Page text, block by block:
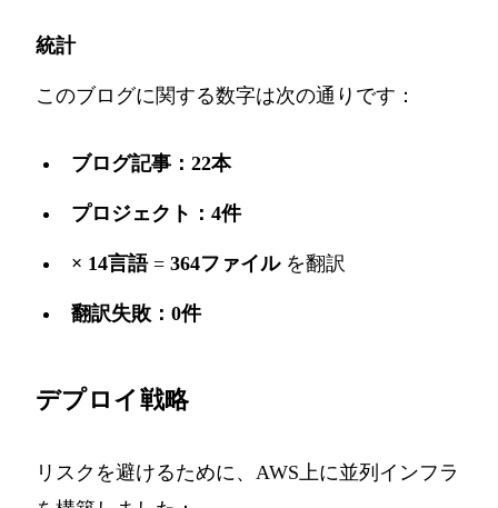
統計
このブログに関する数字は次の通りです：
ブログ記事：22本
プロジェクト：4件
× 14言語= 364ファイルを翻訳
翻訳失敗：0件
デプロイ戦略
リスクを避けるために、AWS上に並列インフラ